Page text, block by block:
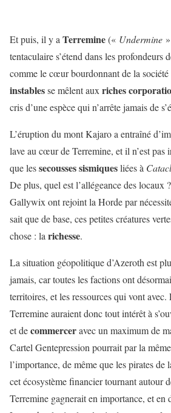
Et puis, il y a Terremine(« Undermine
tentaculaire s’étend dans les profondeurs
comme le cœur bourdonnant de la société
instablesse mêlent aux riches
cris d’une espèce qui n’arrête jamais de
L’éruption du mont Kajaro a entraîné
lave au cœur de Terremine, et il n’est pas
que lessecoussessismiquesliées à
De plus, quel est l’allégeance des locaux
Gallywix ont rejoint la Horde par
sait que de base, ces petites créatures
chose : la richesse.
La situation géopolitique d’Azeroth est
jamais, car toutes les factions ont
territoires, et les ressources qui vont
Terremine auraient donc tout intérêt à
et decommerceravec un maximum de
Cartel Gentepression pourrait par la
l’importance, de même que les pirates de
cet écosystème financier tournant autour
Terremine gagnerait en importance, et en